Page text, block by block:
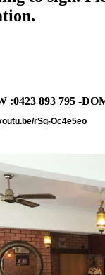
:0423 893 795 -
rSq-Oc4e5eo